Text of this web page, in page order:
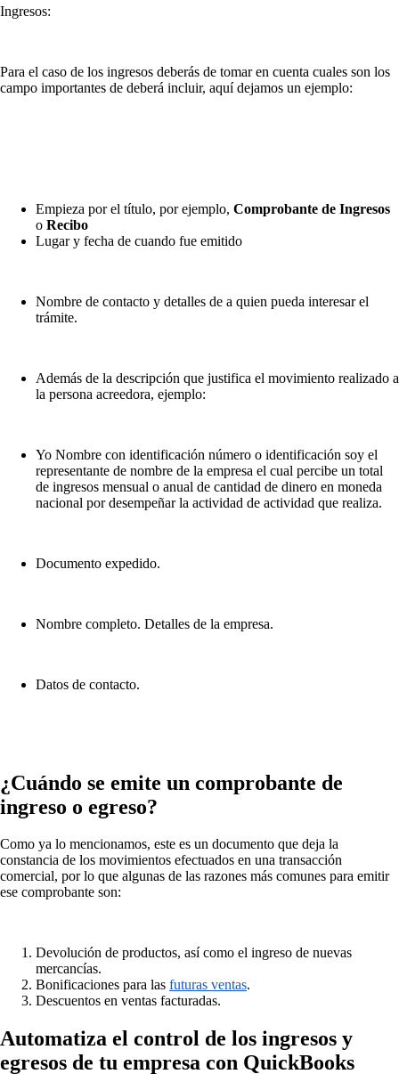
Ingresos:
Para el caso de los ingresos deberás de tomar en cuenta cuales son los
campo importantes de deberá incluir, aquí dejamos un ejemplo:
Empieza por el título, por ejemplo, Comprobante de Ingresos
o Recibo
Lugar y fecha de cuando fue emitido
Nombre de contacto y detalles de a quien pueda interesar el
trámite.
Además de la descripción que justifica el movimiento realizado a
la persona acreedora, ejemplo:
Yo Nombre con identificación número o identificación soy el
representante de nombre de la empresa el cual percibe un total
de ingresos mensual o anual de cantidad de dinero en moneda
nacional por desempeñar la actividad de actividad que realiza.
Documento expedido.
Nombre completo. Detalles de la empresa.
Datos de contacto.
¿Cuándo se emite un comprobante de
ingreso o egreso?
Como ya lo mencionamos, este es un documento que deja la
constancia de los movimientos efectuados en una transacción
comercial, por lo que algunas de las razones más comunes para emitir
ese comprobante son:
Devolución de productos, así como el ingreso de nuevas
mercancías.
Bonificaciones para las futuras ventas.
Descuentos en ventas facturadas.
Automatiza el control de los ingresos y
egresos de tu empresa con QuickBooks